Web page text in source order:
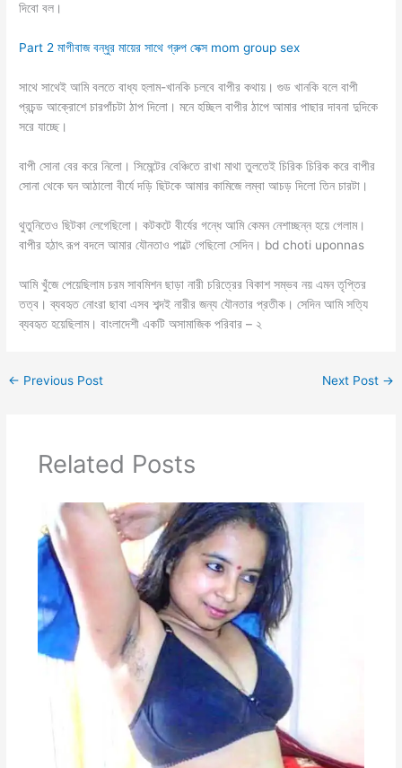
দিবো বল।
Part 2 মাগীবাজ বন্ধুর মায়ের সাথে গ্রুপ সেক্স mom group sex
সাথে সাথেই আমি বলতে বাধ্য হলাম-খানকি চলবে বাপীর কথায়। গুড খানকি বলে বাপী
প্রচন্ড আক্রোশে চারপাঁচটা ঠাপ দিলো। মনে হচ্ছিল বাপীর ঠাপে আমার পাছার দাবনা দুদিকে
সরে যাচ্ছে।
বাপী সোনা বের করে নিলো। সিমেন্টের বেঞ্চিতে রাখা মাথা তুলতেই চিরিক চিরিক করে বাপীর
সোনা থেকে ঘন আঠালো বীর্যে দড়ি ছিটকে আমার কামিজে লম্বা আচড় দিলো তিন চারটা।
থুতুনিতেও ছিটকা লেগেছিলো। কটকটে বীর্যের গন্ধে আমি কেমন নেশাচ্ছন্ন হয়ে গেলাম।
বাপীর হঠাৎ রূপ বদলে আমার যৌনতাও পাল্টে গেছিলো সেদিন। bd choti uponnas
আমি খুঁজে পেয়েছিলাম চরম সাবমিশন ছাড়া নারী চরিত্রের বিকাশ সম্ভব নয় এমন তৃপ্তির
তত্ব। ব্যবহৃত নোংরা ছাবা এসব শব্দই নারীর জন্য যৌনতার প্রতীক। সেদিন আমি সত্যি
ব্যবহৃত হয়েছিলাম। বাংলাদেশী একটি অসামাজিক পরিবার – ২
← Previous Post Next Post →
Related Posts